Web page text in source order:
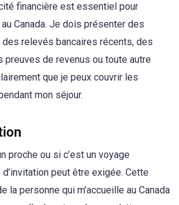
financière est essentiel pour
Canada. Je dois présenter des
relevés bancaires récents, des
preuves de revenus ou toute autre
que je peux couvrir les
mon séjour.
proche ou si c’est un voyage
peut être exigée. Cette
la personne qui m’accueille au Canada